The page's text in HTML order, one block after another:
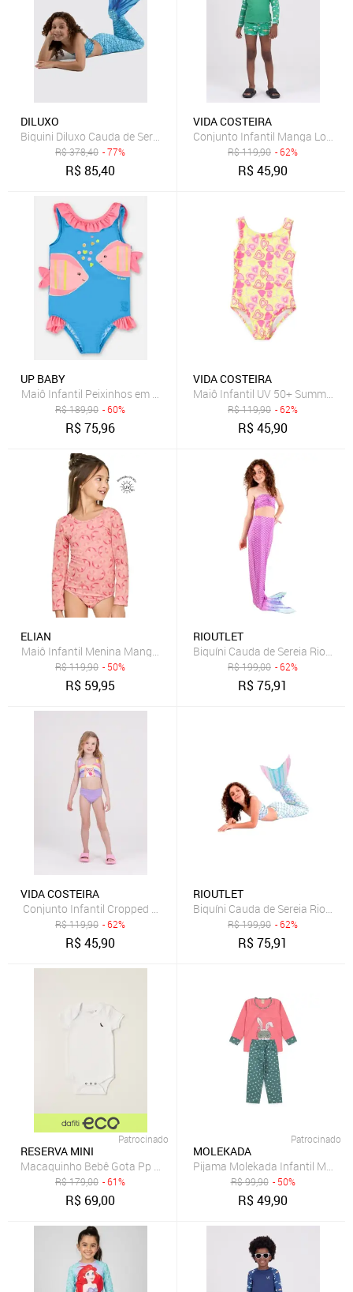
DILUXO
Biquini Diluxo Cauda de Sereia Azul
R$378,40 - 77%
R$85,40
VIDA COSTEIRA
Conjunto Infantil Manga Longa
R$119,90 - 62%
R$45,90
UP BABY
Maiô Infantil Peixinhos em Malha FPS+50 com Forro Up Baby Azul
R$189,90 - 60%
R$75,96
VIDA COSTEIRA
Maiô Infantil UV 50+ Summer
R$119,90 - 62%
R$45,90
ELIAN
Maiô Infantil Menina Manga Longa Proteção UV Elian Rosa
R$119,90 - 50%
R$ 59,95
RIOUTLET
Biquíni Cauda de Sereia Rioutlet
R$199,00 - 62%
R$75,91
VIDA COSTEIRA
Conjunto Infantil Cropped UV 50+ Ursinho Lilás
R$119,90 - 62%
R$45,90
RIOUTLET
Biquíni Cauda de Sereia Rioutlet
R$199,90 - 62%
R$75,91
Patrocinado
RESERVA MINI
Macaquinho Bebê Gota Pp Bordado Reserva Mini
R$179,00 - 61%
R$ 69,00
Patrocinado
MOLEKADA
Pijama Molekada Infantil
R$99,90 - 50%
R$49,90